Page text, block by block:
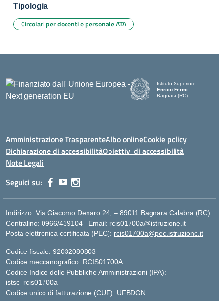
Tipologia
Circolari per docenti e personale ATA
Istituto Superiore
Enrico Fermi
Bagnara (RC)
Amministrazione TrasparenteAlbo onlineCookie policy
Dichiarazione di accessibilitàObiettivi di accessibilità
Note Legali
Seguici su:
Indirizzo: Via Giacomo Denaro 24, – 89011 Bagnara Calabra (RC)
Centralino: 0966/439104 Email: rcis01700a@istruzione.it
Posta elettronica certificata (PEC): rcis01700a@pec.istruzione.it
Codice fiscale: 92032080803
Codice meccanografico: RCIS01700A
Codice Indice delle Pubbliche Amministrazioni (IPA):
istsc_rcis01700a
Codice unico di fatturazione (CUF): UFBDGN